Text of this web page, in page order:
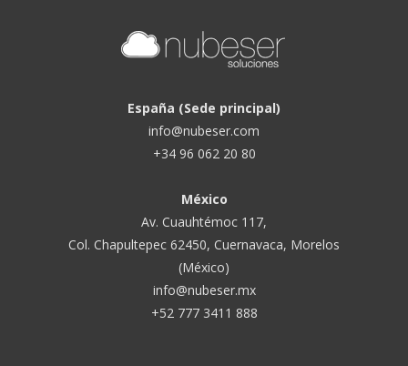
España (Sede principal)
info@nubeser.com
+34 96 062 20 80
México
Av. Cuauhtémoc 117,
Col. Chapultepec 62450, Cuernavaca, Morelos
(México)
info@nubeser.mx
+52 777 3411 888